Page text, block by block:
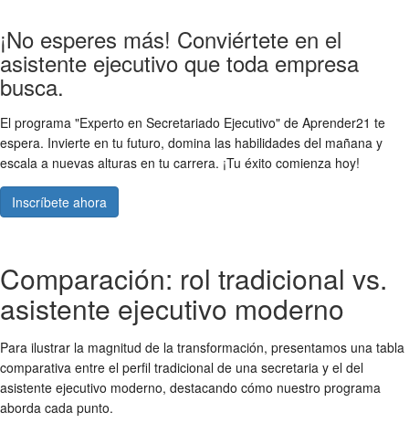
¡No esperes más! Conviértete en el
asistente ejecutivo que toda empresa
busca.
El programa "Experto en Secretariado Ejecutivo" de Aprender21 te
espera. Invierte en tu futuro, domina las habilidades del mañana y
escala a nuevas alturas en tu carrera. ¡Tu éxito comienza hoy!
Inscríbete ahora
Comparación: rol tradicional vs.
asistente ejecutivo moderno
Para ilustrar la magnitud de la transformación, presentamos una tabla
comparativa entre el perfil tradicional de una secretaria y el del
asistente ejecutivo moderno, destacando cómo nuestro programa
aborda cada punto.